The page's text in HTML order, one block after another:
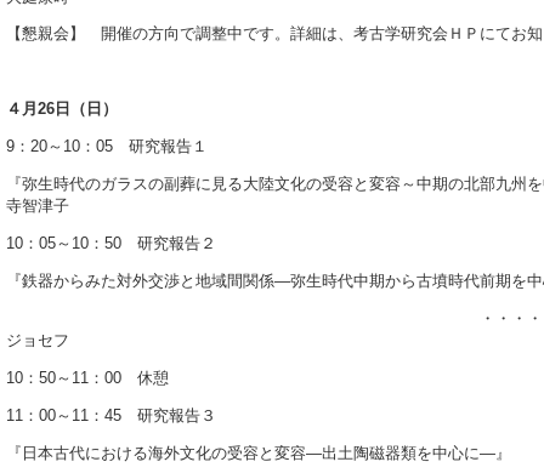
【懇親会】 開催の方向で調整中です。詳細は、考古学研究会ＨＰにてお
４月26日（日）
9：20～10：05 研究報告１
『弥生時代のガラスの副葬に見る大陸文化の受容と変容～中期の北部九州
寺智津子
10：05～10：50 研究報告２
『鉄器からみた対外交渉と地域間関係―弥生時代中期から古墳時代前期を
・・・・・・・ライ
ジョセフ
10：50～11：00 休憩
11：00～11：45 研究報告３
『日本古代における海外文化の受容と変容―出土陶磁器類を中心に―』